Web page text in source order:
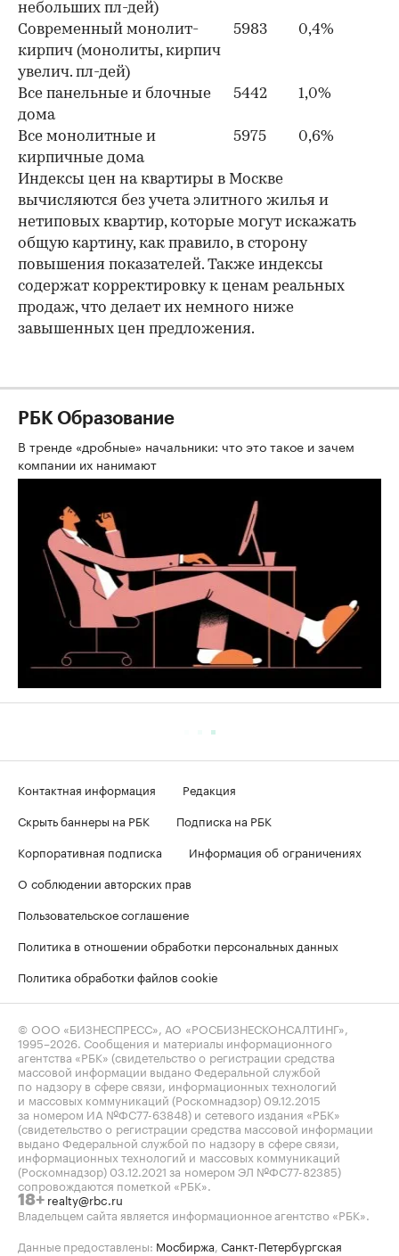
небольших пл-дей)
Современный монолит-
кирпич (монолиты, кирпич
увелич. пл-дей)
5983 0,4%
Все панельные и блочные
дома
5442 1,0%
Все монолитные и
кирпичные дома
5975 0,6%
Индексы цен на квартиры в Москве
вычисляются без учета элитного жилья и
нетиповых квартир, которые могут искажать
общую картину, как правило, в сторону
повышения показателей. Также индексы
содержат корректировку к ценам реальных
продаж, что делает их немного ниже
завышенных цен предложения.
РБК Образование
В тренде «дробные» начальники: что это такое и зачем
компании их нанимают
Контактная информация
Редакция
Скрыть баннеры на РБК
Подписка на РБК
Корпоративная подписка
Информация об ограничениях
О соблюдении авторских прав
Пользовательское соглашение
Политика в отношении обработки персональных данных
Политика обработки файлов cookie
© ООО «БИЗНЕСПРЕСС», АО «РОСБИЗНЕСКОНСАЛТИНГ»,
1995–2026. Сообщения и материалы информационного
агентства «РБК» (свидетельство о регистрации средства
массовой информации выдано Федеральной службой
по надзору в сфере связи, информационных технологий
и массовых коммуникаций (Роскомнадзор) 09.12.2015
за номером ИА №ФС77-63848) и сетевого издания «РБК»
(свидетельство о регистрации средства массовой информации
выдано Федеральной службой по надзору в сфере связи,
информационных технологий и массовых коммуникаций
(Роскомнадзор) 03.12.2021 за номером ЭЛ №ФС77-82385)
сопровождаются пометкой «РБК».
18+ realty@rbc.ru
Владельцем сайта является информационное агентство «РБК».
Данные предоставлены: Мосбиржа, Санкт-Петербургская